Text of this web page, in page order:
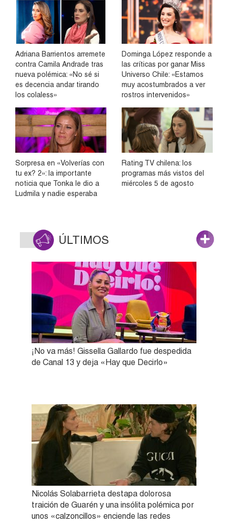
Adriana Barrientos arremete
contra Camila Andrade tras
nueva polémica: «No sé si
es decencia andar tirando
los colaless»
Dominga López responde a
las críticas por ganar Miss
Universo Chile: «Estamos
muy acostumbrados a ver
rostros intervenidos»
Sorpresa en «Volverías con
tu ex? 2»: la importante
noticia que Tonka le dio a
Ludmila y nadie esperaba
Rating TV chilena: los
programas más vistos del
miércoles 5 de agosto
ÚLTIMOS
¡No va más! Gissella Gallardo fue despedida
de Canal 13 y deja «Hay que Decirlo»
Nicolás Solabarrieta destapa dolorosa
traición de Guarén y una insólita polémica por
unos «calzoncillos» enciende las redes